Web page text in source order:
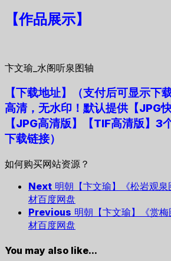
【作品展示】
卞文瑜_水阁听泉图轴
【下载地址】
（支付后可显示下
高清，无水印！默认提供【JPG快
【JPG高清版】【TIF高清版】3
下载链接）
如何购买网站资源？
Next 明朝【卞文瑜】《松岩观
材百度网盘
Previous 明朝【卞文瑜】《赏
材百度网盘
You may also like...